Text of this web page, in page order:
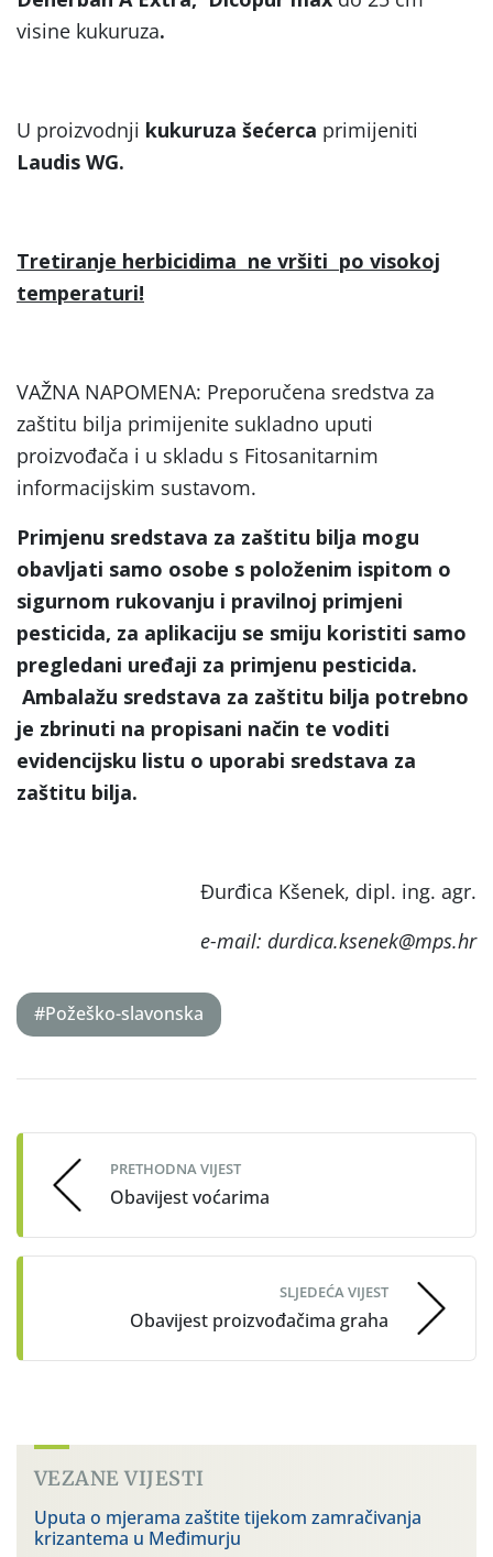
visine kukuruza.
U proizvodnji kukuruza šećerca primijeniti
Laudis WG.
Tretiranje herbicidima ne vršiti po visokoj
temperaturi!
VAŽNA NAPOMENA: Preporučena sredstva za
zaštitu bilja primijenite sukladno uputi
proizvođača i u skladu s Fitosanitarnim
informacijskim sustavom.
Primjenu sredstava za zaštitu bilja mogu
obavljati samo osobe s položenim ispitom o
sigurnom rukovanju i pravilnoj primjeni
pesticida, za aplikaciju se smiju koristiti samo
pregledani uređaji za primjenu pesticida.
Ambalažu sredstava za zaštitu bilja potrebno
je zbrinuti na propisani način te voditi
evidencijsku listu o uporabi sredstava za
zaštitu bilja.
Đurđica Kšenek, dipl. ing. agr.
e-mail: durdica.ksenek@mps.hr
#Požeško-slavonska
navigation
PRETHODNA VIJEST
Obavijest voćarima
SLJEDEĆA VIJEST
Obavijest proizvođačima graha
VEZANE VIJESTI
Uputa o mjerama zaštite tijekom zamračivanja
krizantema u Međimurju